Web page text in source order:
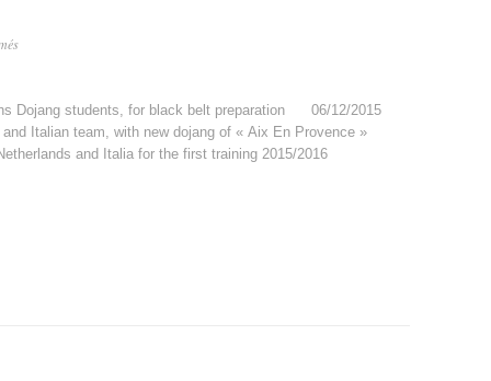
sur
training
Dojang students, for black belt preparation 06/12/2015
Italian team, with new dojang of « Aix En Provence »
and Italia for the first training 2015/2016